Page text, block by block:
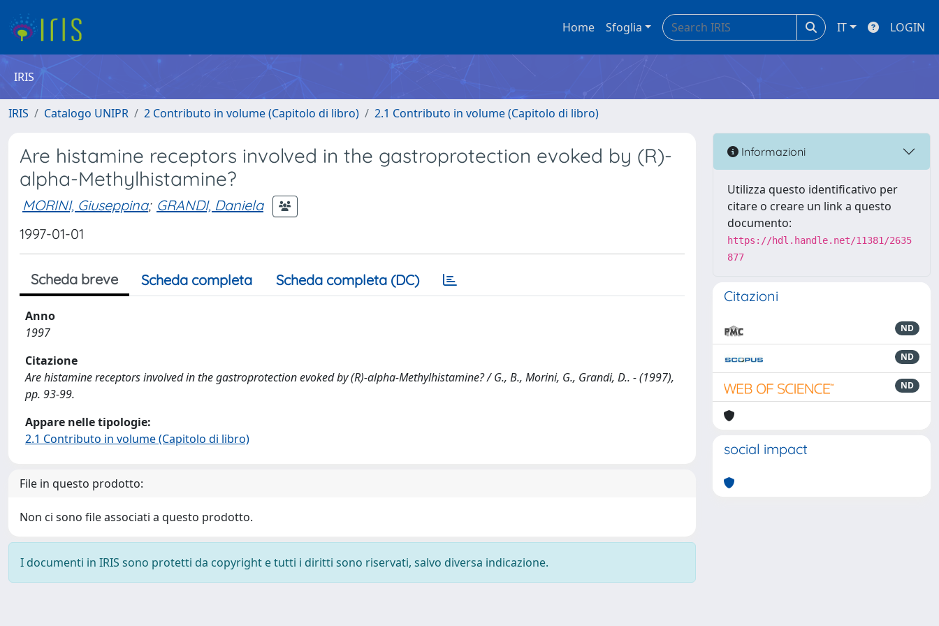
Home Sfoglia IT LOGIN
IRIS
IRIS Catalogo UNIPR 2 Contributo in volume (Capitolo di libro) 2.1 Contributo in volume (Capitolo di libro)
Are histamine receptors involved in the gastroprotection evoked by (R)-
alpha-Methylhistamine?
MORINI, Giuseppina; GRANDI, Daniela
1997-01-01
Scheda breve Scheda completa Scheda completa (DC)
Anno
1997
Citazione
Are histamine receptors involved in the gastroprotection evoked by (R)-alpha-Methylhistamine? / G., B., Morini, G., Grandi, D.. - (1997),
pp. 93-99.
Appare nelle tipologie:
2.1 Contributo in volume (Capitolo di libro)
File in questo prodotto:
Non ci sono file associati a questo prodotto.
I documenti in IRIS sono protetti da copyright e tutti i diritti sono riservati, salvo diversa indicazione.
Informazioni
Utilizza questo identificativo per
citare o creare un link a questo
documento:
https://hdl.handle.net/11381/2635
877
Citazioni
ND
ND
ND
social impact